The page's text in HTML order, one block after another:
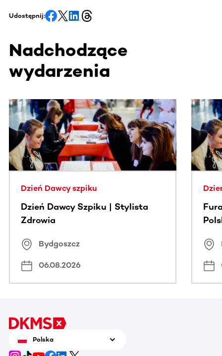
Udostępnij:
Nadchodzące
wydarzenia
Ta sekcja zawiera treści przewijane w poziomie. Użyj
Dzień Dawcy szpiku
Dzień Dawcy Szpiku | Stylista
Zdrowia
Bydgoszcz
06.08.2026
Polska